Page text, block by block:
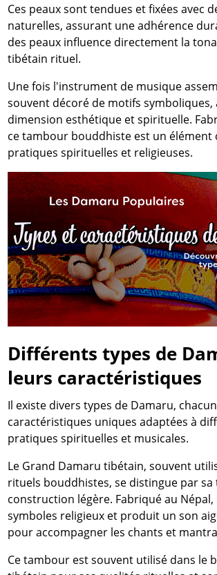
Ces peaux sont tendues et fixées avec
naturelles, assurant une adhérence
des peaux influence directement la
tibétain rituel.
Une fois l'instrument de musique
souvent décoré de motifs
dimension esthétique et spirituelle.
ce tambour bouddhiste est un élément
pratiques spirituelles et religieuses.
Différents types de
leurs caractéristiques
Il existe divers types de Damaru,
caractéristiques uniques adaptées à
pratiques spirituelles et musicales.
Le Grand Damaru tibétain, souvent
rituels bouddhistes, se distingue par sa
construction légère. Fabriqué au
symboles religieux et produit un son
pour accompagner les chants et
Ce tambour est souvent utilisé dans le